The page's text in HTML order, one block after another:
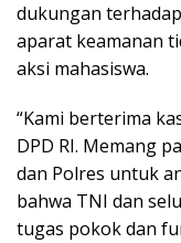
dukungan
aparat keamanan
aksi mahasiswa.
“Kami berterima
DPD RI. Memang
dan Polres untuk
bahwa TNI dan
tugas pokok dan